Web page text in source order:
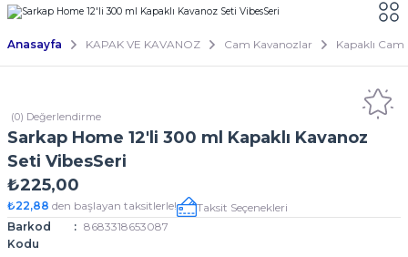
Anasayfa KAPAK VE KAVANOZ Cam Kavanozlar Kapaklı
(0) Değerlendirme
Sarkap Home 12'li 300 ml Kapaklı Kavanoz
Seti VibesSeri
₺225,00
₺22,88 den başlayan taksitlerle!
Taksit Seçenekleri
Barkod
Kodu
8683318653087